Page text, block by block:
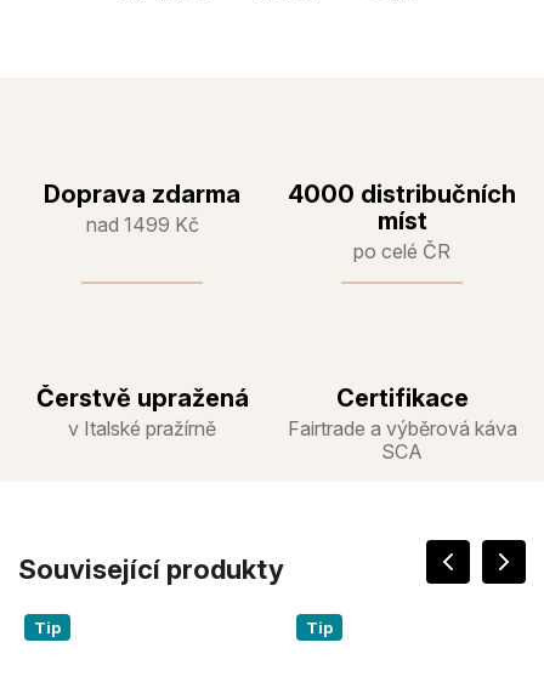
Doprava zdarma
nad 1499 Kč
4000 distribučních
míst
po celé ČR
Čerstvě upražená
v Italské pražírně
Certifikace
Fairtrade a výběrová káva
SCA
Související produkty
Tip Tip